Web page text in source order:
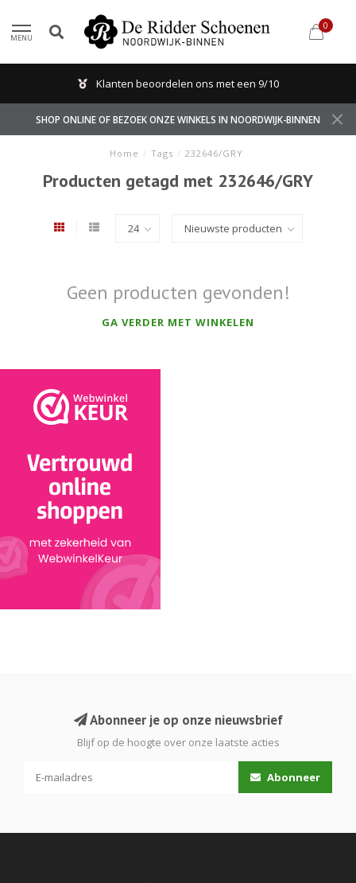
MENU
0
Klanten beoordelen ons met een 9/10
SHOP ONLINE OF BEZOEK ONZE WINKELS IN NOORDWIJK-BINNEN
Home / Tags / 232646/GRY
Producten getagd met 232646/GRY
Geen producten gevonden!
GA VERDER MET WINKELEN
Abonneer je op onze nieuwsbrief
Blijf op de hoogte over onze laatste acties
Abonneer